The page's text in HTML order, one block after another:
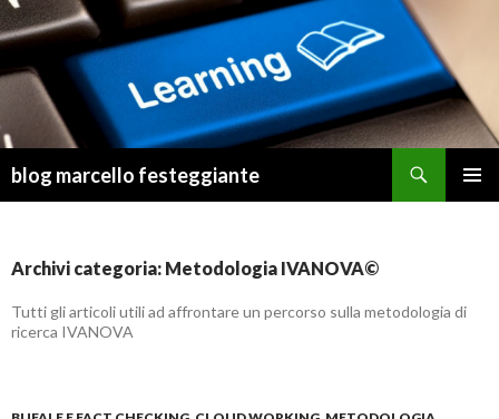
blog marcello festeggiante
Archivi categoria: Metodologia IVANOVA©
Tutti gli articoli utili ad affrontare un percorso sulla metodologia di
ricerca IVANOVA